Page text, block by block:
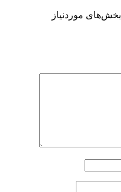
بخش‌های موردنیاز